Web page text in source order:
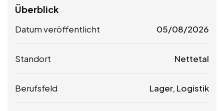
Überblick
Datum veröffentlicht 05/08/2026
Standort Nettetal
Berufsfeld Lager, Logistik